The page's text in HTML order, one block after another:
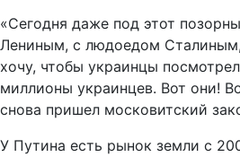
«Сегодня даже под этот
Лениным, с людоедом Сталиным,
хочу, чтобы украинцы
миллионы украинцев. Вот они!
снова пришел московитский
У Путина есть рынок земли с